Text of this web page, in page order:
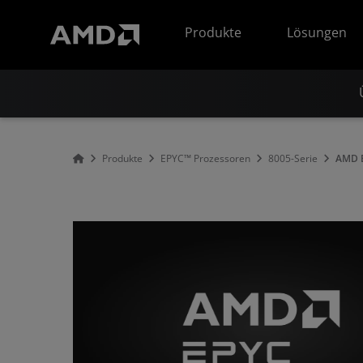
Produkte
Lösungen
Produkte EPYC™ Prozessoren 8005-Serie AMD